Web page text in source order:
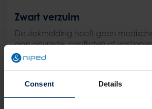
Consent Details
Zwart verzuim
De ziekmelding heeft geen
aan onvrede, conflicten of
Het komt weinig voor, maar wijst
structurele problemen binnen de
oordeel.